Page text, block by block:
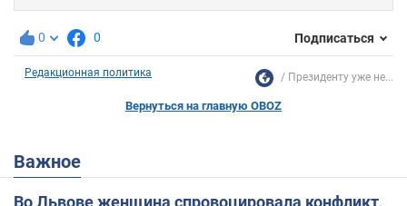
0 0 Подписаться
Редакционная политика Президенту уже не...
Вернуться на главную OBOZ
Важное